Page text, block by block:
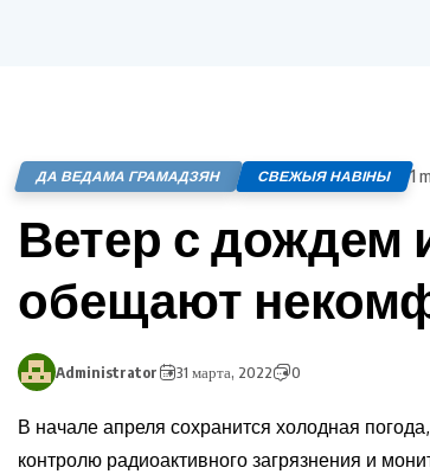
ДА ВЕДАМА ГРАМАДЗЯН СВЕЖЫЯ НАВІНЫ 1
Ветер с дождем
обещают
Administrator 31 марта, 2022 0
В начале апреля сохранится холодная
контролю радиоактивного загрязнения и